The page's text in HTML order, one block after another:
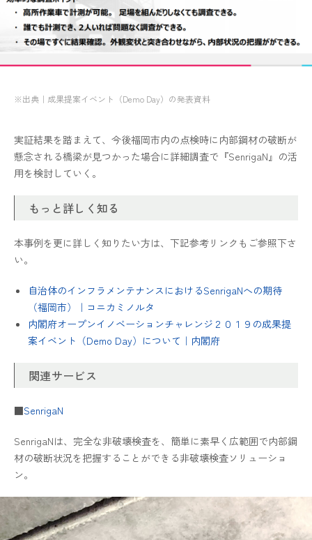
※出典｜成果提案イベント（Demo Day）の発表資料
実証結果を踏まえて、今後福岡市内の点検時に内部鋼材の破断が
懸念される橋梁が見つかった場合に詳細調査で『SenrigaN』の活
用を検討していく。
もっと詳しく知る
本事例を更に詳しく知りたい方は、下記参考リンクもご参照下さ
い。
自治体のインフラメンテナンスにおけるSenrigaNへの期待
（福岡市）｜コニカミノルタ
内閣府オープンイノベーションチャレンジ２０１９の成果提
案イベント（Demo Day）について｜内閣府
関連サービス
■SenrigaN
SenrigaNは、完全な非破壊検査を、簡単に素早く広範囲で内部鋼
材の破断状況を把握することができる非破壊検査ソリューショ
ン。